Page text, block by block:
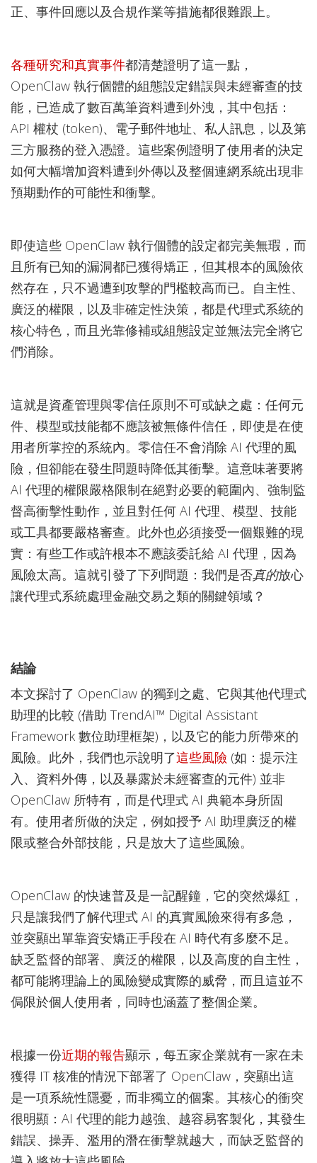
正、事件回應以及合規作業等措施都很難跟上。
各種研究和真實事件都清楚證明了這一點，
OpenClaw 執行個體的組態設定錯誤與未經審查的技
能，已造成了數百萬筆資料遭到外洩，其中包括：
API 權杖 (token)、電子郵件地址、私人訊息，以及第
三方服務的登入憑證。這些案例證明了使用者的決定
如何大幅增加資料遭到外傳以及整個連網系統出現非
預期動作的可能性和衝擊。
即使這些 OpenClaw 執行個體的設定都完美無瑕，而
且所有已知的漏洞都已獲得矯正，但其根本的風險依
然存在，只不過遭到攻擊的門檻較高而已。自主性、
廣泛的權限，以及非確定性決策，都是代理式系統的
核心特色，而且光靠修補或組態設定並無法完全將它
們消除。
這就是資產管理與零信任原則不可或缺之處：任何元
件、模型或技能都不應該被無條件信任，即使是在使
用者所掌控的系統內。零信任不會消除 AI 代理的風
險，但卻能在發生問題時降低其衝擊。這意味著要將
AI 代理的權限嚴格限制在絕對必要的範圍內、強制監
督高衝擊性動作，並且對任何 AI 代理、模型、技能
或工具都要嚴格審查。此外也必須接受一個艱難的現
實：有些工作或許根本不應該委託給 AI 代理，因為
風險太高。這就引發了下列問題：我們是否真的放心
讓代理式系統處理金融交易之類的關鍵領域？
結論
本文探討了 OpenClaw 的獨到之處、它與其他代理式
助理的比較 (借助 TrendAI™ Digital Assistant
Framework 數位助理框架)，以及它的能力所帶來的
風險。此外，我們也示說明了這些風險 (如：提示注
入、資料外傳，以及暴露於未經審查的元件) 並非
OpenClaw 所特有，而是代理式 AI 典範本身所固
有。使用者所做的決定，例如授予 AI 助理廣泛的權
限或整合外部技能，只是放大了這些風險。
OpenClaw 的快速普及是一記醒鐘，它的突然爆紅，
只是讓我們了解代理式 AI 的真實風險來得有多急，
並突顯出單靠資安矯正手段在 AI 時代有多麼不足。
缺乏監督的部署、廣泛的權限，以及高度的自主性，
都可能將理論上的風險變成實際的威脅，而且這並不
侷限於個人使用者，同時也涵蓋了整個企業。
根據一份近期的報告顯示，每五家企業就有一家在未
獲得 IT 核准的情況下部署了 OpenClaw，突顯出這
是一項系統性隱憂，而非獨立的個案。其核心的衝突
很明顯：AI 代理的能力越強、越容易客製化，其發生
錯誤、操弄、濫用的潛在衝擊就越大，而缺乏監督的